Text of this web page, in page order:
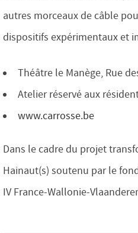
autres morceaux de câble
dispositifs expérimentaux et
Théâtre le Manège, Rue
Atelier réservé aux
www.carrosse.be
Dans le cadre du projet
Hainaut(s) soutenu par le
IV France-Wallonie-